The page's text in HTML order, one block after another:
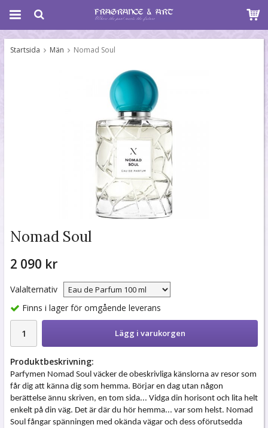
Startsida Män Nomad Soul
Nomad Soul
2 090 kr
Valalternativ
Finns i lager för omgående leverans
Lägg i varukorgen
Produktbeskrivning:
Parfymen Nomad Soul väcker de obeskrivliga känslorna av resor som
får dig att känna dig som hemma. Börjar en dag utan någon
berättelse ännu skriven, en tom sida... Vidga din horisont och lita helt
enkelt på din väg. Det är där du hör hemma... var som helst. Nomad
Soul fångar spänningen med okända vägar och dess oförutsedda